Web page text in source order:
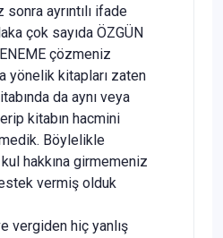
sonra ayrıntılı ifade
çok sayıda ÖZGÜN
çözmeniz
yönelik kitapları zaten
da aynı veya
kitabın hacmini
Böylelikle
hakkına girmemeniz
vermiş olduk
vergiden hiç yanlış